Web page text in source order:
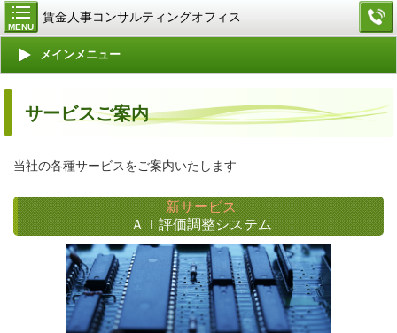
MENU
賃金人事コンサルティングオフィス
メインメニュー
サービスご案内
当社の各種サービスをご案内いたします
新サービス
ＡＩ評価調整システム